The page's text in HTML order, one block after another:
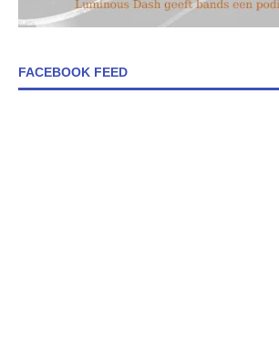
FACEBOOK FEED